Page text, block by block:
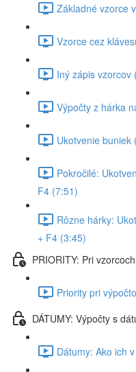
Základné vzorce
Vzorce cez
Iný zápis vzorcov
Výpočty z hárka
Ukotvenie
Pokročilé:
F4 (7:51)
Rôzne hárky:
+ F4 (3:45)
PRIORITY: Pri vzorcoch
Priority pri
DÁTUMY: Výpočty s
Dátumy: Ako ich